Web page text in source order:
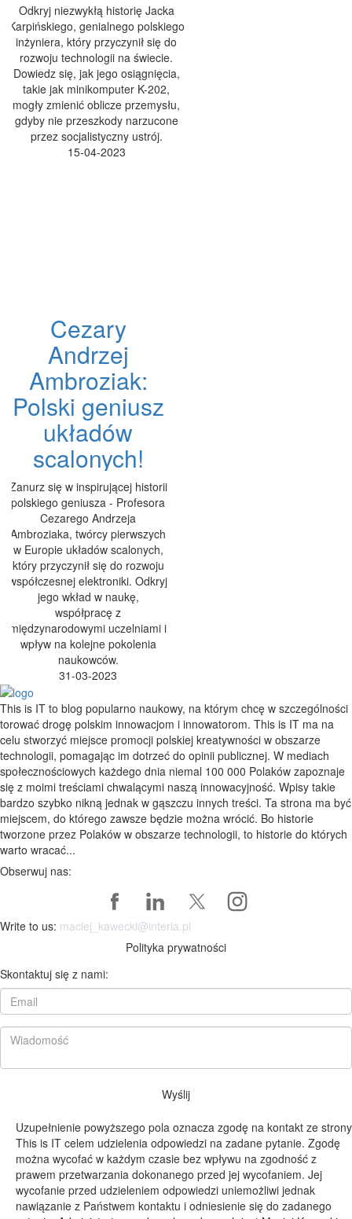
Odkryj niezwykłą historię Jacka
Karpińskiego, genialnego polskiego
inżyniera, który przyczynił się do
rozwoju technologii na świecie.
Dowiedz się, jak jego osiągnięcia,
takie jak minikomputer K-202,
mogły zmienić oblicze przemysłu,
gdyby nie przeszkody narzucone
przez socjalistyczny ustrój.
15-04-2023
Cezary
Andrzej
Ambroziak:
Polski geniusz
układów
scalonych!
Zanurz się w inspirującej historii
polskiego geniusza - Profesora
Cezarego Andrzeja
Ambroziaka, twórcy pierwszych
w Europie układów scalonych,
który przyczynił się do rozwoju
współczesnej elektroniki. Odkryj
jego wkład w naukę,
współpracę z
międzynarodowymi uczelniami i
wpływ na kolejne pokolenia
naukowców.
31-03-2023
This is IT to blog popularno naukowy, na którym chcę w szczególności
torować drogę polskim innowacjom i innowatorom. This is IT ma na
celu stworzyć miejsce promocji polskiej kreatywności w obszarze
technologii, pomagając im dotrzeć do opinii publicznej. W mediach
społecznościowych każdego dnia niemal 100 000 Polaków zapoznaje
się z moimi treściami chwalącymi naszą innowacyjność. Wpisy takie
bardzo szybko nikną jednak w gąszczu innych treści. Ta strona ma być
miejscem, do którego zawsze będzie można wrócić. Bo historie
tworzone przez Polaków w obszarze technologii, to historie do których
warto wracać...
Obserwuj nas:
Write to us: maciej_kawecki@interia.pl
Polityka prywatności
Skontaktuj się z nami:
Wyślij
Uzupełnienie powyższego pola oznacza zgodę na kontakt ze strony
This is IT celem udzielenia odpowiedzi na zadane pytanie. Zgodę
można wycofać w każdym czasie bez wpływu na zgodność z
prawem przetwarzania dokonanego przed jej wycofaniem. Jej
wycofanie przed udzieleniem odpowiedzi uniemożliwi jednak
nawiązanie z Państwem kontaktu i odniesienie się do zadanego